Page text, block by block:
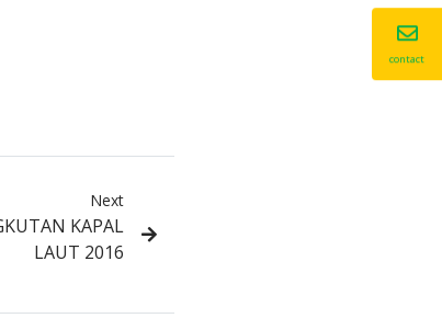
Next
KAPAL
LAUT 2016
contact